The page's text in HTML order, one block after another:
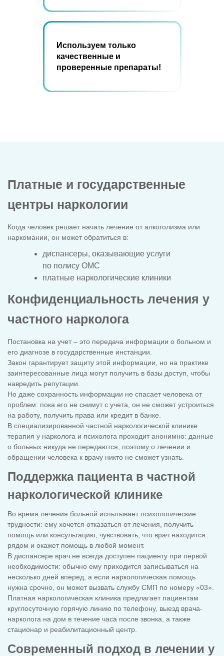
Используем только
качественные и
проверенные препараты!
Платные и государственные
центры наркологии
Когда человек решает начать лечение от алкоголизма или
наркомании, он может обратиться в:
диспансеры, оказывающие услуги
по полису ОМС
платные наркологические клиники
Конфиденциальность лечения у
частного нарколога
Постановка на учет – это передача информации о больном и
его диагнозе в государственные инстанции.
Закон гарантирует защиту этой информации, но на практике
заинтересованные лица могут получить в базы доступ, чтобы
навредить репутации.
Но даже сохранность информации не спасает человека от
проблем: пока его не снимут с учета, он не сможет устроиться
на работу, получить права или кредит в банке.
В специализированной частной наркологической клинике
терапия у нарколога и психолога проходит анонимно: данные
о больных никуда не передаются, поэтому о лечении и
обращении человека к врачу никто не сможет узнать.
Поддержка пациента в частной
наркологической клинике
Во время лечения больной испытывает психологические
трудности: ему хочется отказаться от лечения, получить
помощь или консультацию, чувствовать, что врач находится
рядом и окажет помощь в любой момент.
В диспансере врач не всегда доступен пациенту при первой
необходимости: обычно ему приходится записываться на
несколько дней вперед, а если наркологическая помощь
нужна срочно, он может вызвать службу СМП по номеру «03».
Платная наркологическая клиника предлагает пациентам
круглосуточную горячую линию по телефону, выезд врача-
нарколога на дом в течение часа после звонка, а также
стационар и реабилитационный центр.
Современный подход в лечении у